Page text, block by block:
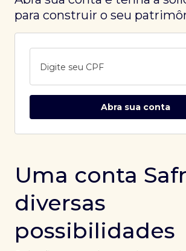
para construir o seu
Digite seu CPF
Abra sua conta
Uma conta
diversas
possibilidades